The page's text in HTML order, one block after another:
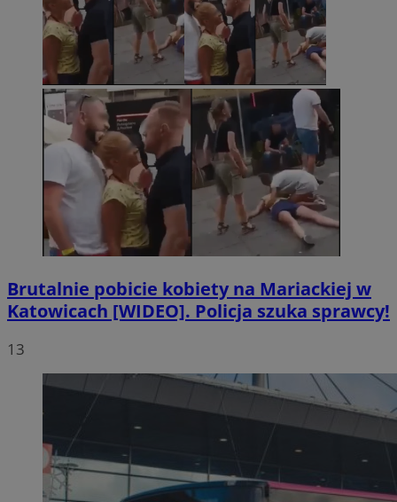
Brutalnie pobicie kobiety na Mariackiej w
Katowicach [WIDEO]. Policja szuka sprawcy!
13